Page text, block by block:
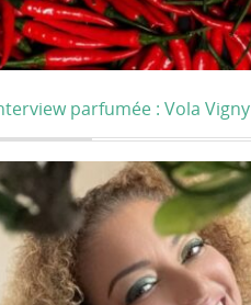
parfumée : Vola Vigny